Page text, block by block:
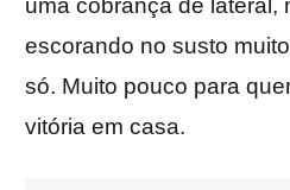
uma cobrança de lateral,
escorando no susto
só. Muito pouco para
vitória em casa.